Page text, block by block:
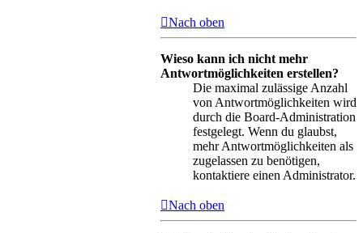
Nach oben
Wieso kann ich nicht mehr
Antwortmöglichkeiten erstellen?
Die maximal zulässige Anzahl
von Antwortmöglichkeiten wird
durch die Board-Administration
festgelegt. Wenn du glaubst,
mehr Antwortmöglichkeiten als
zugelassen zu benötigen,
kontaktiere einen Administrator.
Nach oben